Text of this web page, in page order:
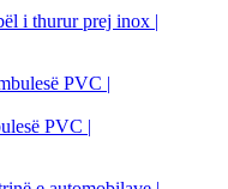
i thurur prej inox |
PVC |